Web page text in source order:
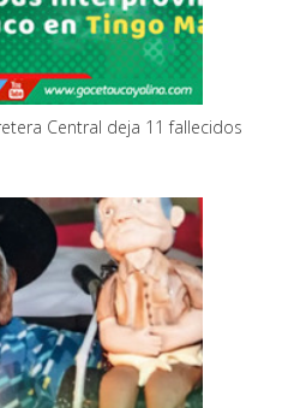
Central deja 11 fallecidos